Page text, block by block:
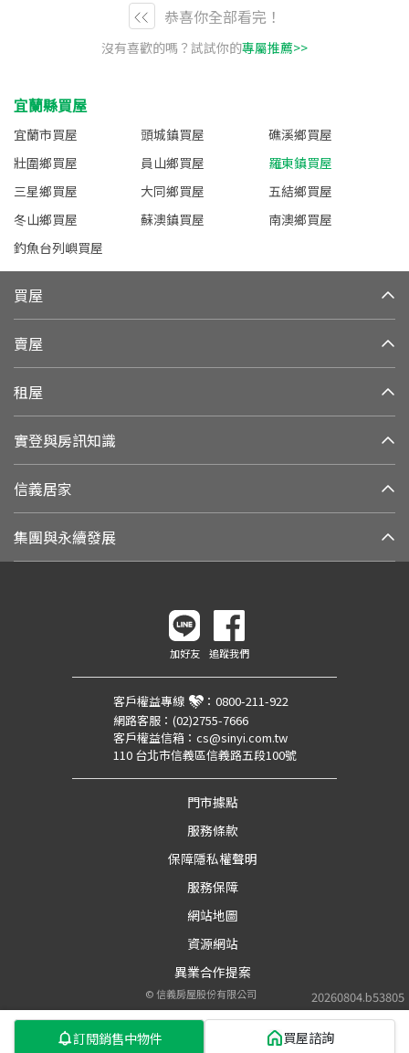
恭喜你全部看完！
沒有喜歡的嗎？試試你的專屬推薦>>
訂閱銷售中物件 買屋諮詢
宜蘭縣買屋
宜蘭市買屋 頭城鎮買屋
礁溪鄉買屋
壯圍鄉買屋
員山鄉買屋
羅東鎮買屋
三星鄉買屋
大同鄉買屋
五結鄉買屋
冬山鄉買屋
蘇澳鎮買屋
南澳鄉買屋
釣魚台列嶼買屋
買屋
賣屋
租屋
實登與房訊知識
信義居家
集團與永續發展
20260804.b53805
加好友 追蹤我們
客戶權益專線 ： 0800-211-922
網路客服： (02)2755-7666
客戶權益信箱： cs@sinyi.com.tw
110 台北市信義區信義路五段100號
門市據點
服務條款
保障隱私權聲明
服務保障
網站地圖
資源網站
異業合作提案
©信義房屋股份有限公司